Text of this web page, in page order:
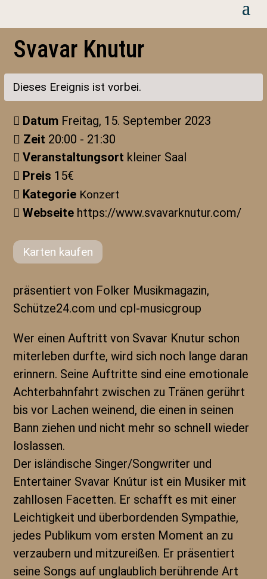
Svavar Knutur
Dieses Ereignis ist vorbei.
Datum Freitag, 15. September 2023
Zeit 20:00 - 21:30
Veranstaltungsort kleiner Saal
Preis 15€
Kategorie Konzert
Webseite https://www.svavarknutur.com/
Karten kaufen
präsentiert von Folker Musikmagazin,
Schütze24.com und cpl-musicgroup
Wer einen Auftritt von Svavar Knutur schon
miterleben durfte, wird sich noch lange daran
erinnern. Seine Auftritte sind eine emotionale
Achterbahnfahrt zwischen zu Tränen gerührt
bis vor Lachen weinend, die einen in seinen
Bann ziehen und nicht mehr so schnell wieder
loslassen.
Der isländische Singer/Songwriter und
Entertainer Svavar Knútur ist ein Musiker mit
zahllosen Facetten. Er schafft es mit einer
Leichtigkeit und überbordenden Sympathie,
jedes Publikum vom ersten Moment an zu
verzaubern und mitzureißen. Er präsentiert
seine Songs auf unglaublich berührende Art